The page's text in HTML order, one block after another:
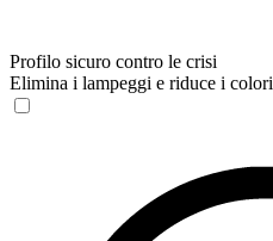
Profilo sicuro contro le crisi
Elimina i lampeggi e riduce i colori